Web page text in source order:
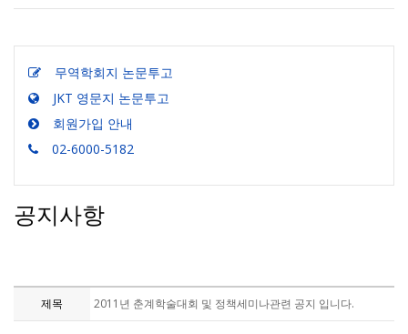
무역학회지 논문투고
JKT 영문지 논문투고
회원가입 안내
02-6000-5182
공지사항
제목 2011년 춘계학술대회 및 정책세미나관련 공지 입니다.